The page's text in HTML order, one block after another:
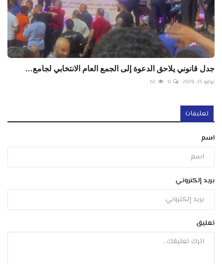
جدل قانوني يلاحق الدعوة إلى الجمع العام الانتخابي لجامع...
يوليو 13, 2026 0
62
تعليقات
اسم
بريد إلكتروني
تعليق